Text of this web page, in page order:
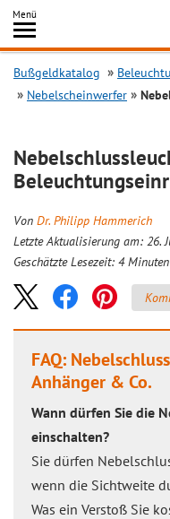
Inhalt
springen
Menü
Bußgeldkatalog
Nebelscheinwerfer
Von Dr. Philipp Hammerich
Letzte Aktualisierung am: 26.
Geschätzte Lesezeit: 4 Minuten
FAQ:
Anhänger & Co.
Wann dürfen Sie die
einschalten?
Sie dürfen
wenn die Sichtweite
Was ein Verstoß Sie